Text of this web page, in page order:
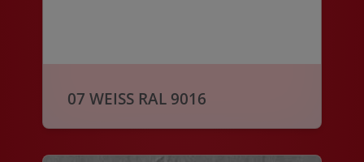
07 WEISS RAL 9016